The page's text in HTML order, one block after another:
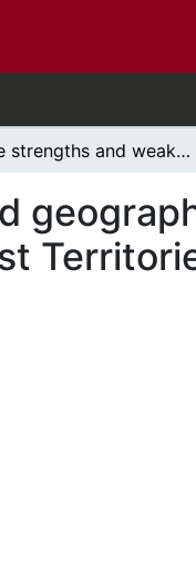
The strengths and weaknesses of a culturally and geographically adapted boat safety intervention in the Northwest Territories